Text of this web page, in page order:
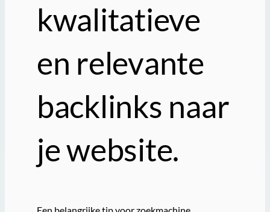
kwalitatieve
en relevante
backlinks naar
je website.